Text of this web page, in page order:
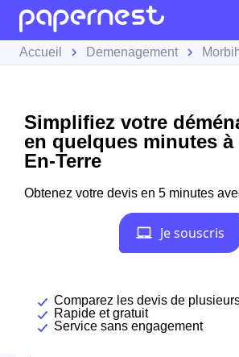
Accueil Demenagement